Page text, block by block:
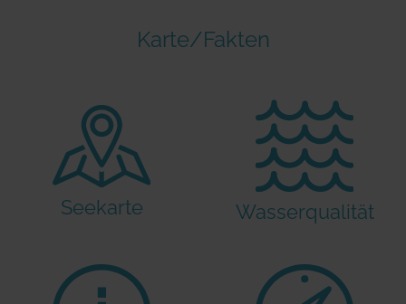
Karte/Fakten
Seekarte Wasserqualität